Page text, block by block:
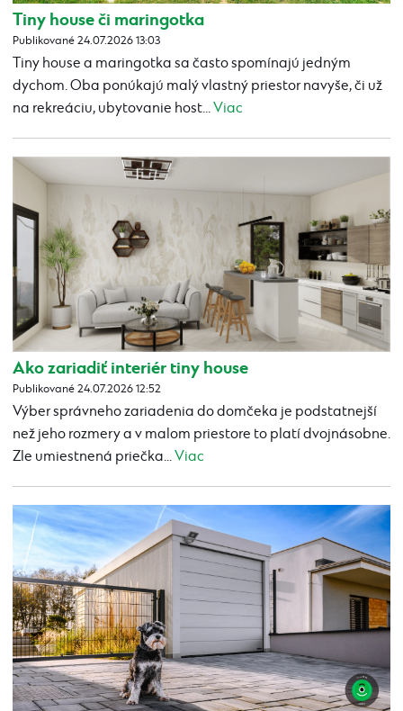
Tiny house či maringotka
Publikované 24.07.2026 13:03
Tiny house a maringotka sa často spomínajú jedným
dychom. Oba ponúkajú malý vlastný priestor navyše, či už
na rekreáciu, ubytovanie host...Viac
Ako zariadiť interiér tiny house
Publikované 24.07.2026 12:52
Výber správneho zariadenia do domčeka je podstatnejší
než jeho rozmery a v malom priestore to platí dvojnásobne.
Zle umiestnená priečka...Viac